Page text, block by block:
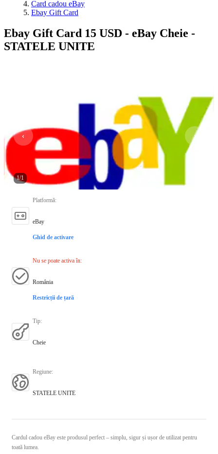
Card cadou eBay
Ebay Gift Card
Ebay Gift Card 15 USD - eBay Cheie -
STATELE UNITE
1/1
Platformă:
eBay
Ghid de activare
Nu se poate activa în:
România
Restricții de țară
Tip:
Cheie
Regiune:
STATELE UNITE
Cardul cadou eBay este produsul perfect – simplu, sigur și ușor de utilizat pentru
toată lumea.